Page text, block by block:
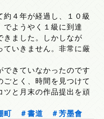
４年が経過し、１０級
ようやく１級に到達
きました。しかしなが
ていきません。非常に厳
きていなかったのです
とく、時間を見つけて
ツと月末の作品提出を頑
町 ＃書道 ＃芳墨會